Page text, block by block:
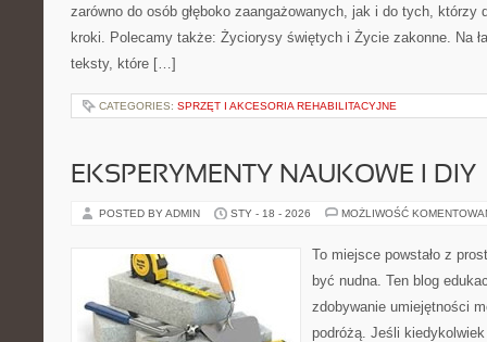
zarówno do osób głęboko zaangażowanych, jak i do tych, którzy
kroki. Polecamy także: Życiorysy świętych i Życie zakonne. Na
teksty, które […]
CATEGORIES: SPRZĘT I AKCESORIA REHABILITACYJNE
EKSPERYMENTY NAUKOWE I DIY
POSTED BY ADMIN STY - 18 - 2026 MOŻLIWOŚĆ
To miejsce powstało z
być nudna. Ten blog
zdobywanie umiejętności
podróżą. Jeśli